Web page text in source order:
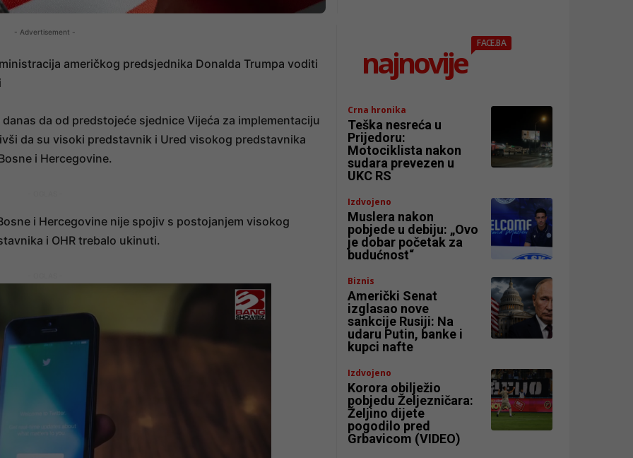
- Advertisement -
američkog predsjednika Donalda Trumpa voditi
da od predstojeće sjednice Vijeća za implementaciju
da su visoki predstavnik i Ured visokog predstavnika
i Hercegovine.
i Hercegovine nije spojiv s postojanjem visokog
i OHR trebalo ukinuti.
najnovije
FACE.BA
Crna hronika
Teška nesreća u
Prijedoru:
Motociklista nakon
sudara prevezen u
UKC RS
Izdvojeno
Muslera nakon
pobjede u debiju: „Ovo
je dobar početak za
budućnost“
Biznis
Američki Senat
izglasao nove
sankcije Rusiji: Na
udaru Putin, banke i
kupci nafte
Izdvojeno
Korora obilježio
pobjedu Željezničara:
Željino dijete
pogodilo pred
Grbavicom (VIDEO)